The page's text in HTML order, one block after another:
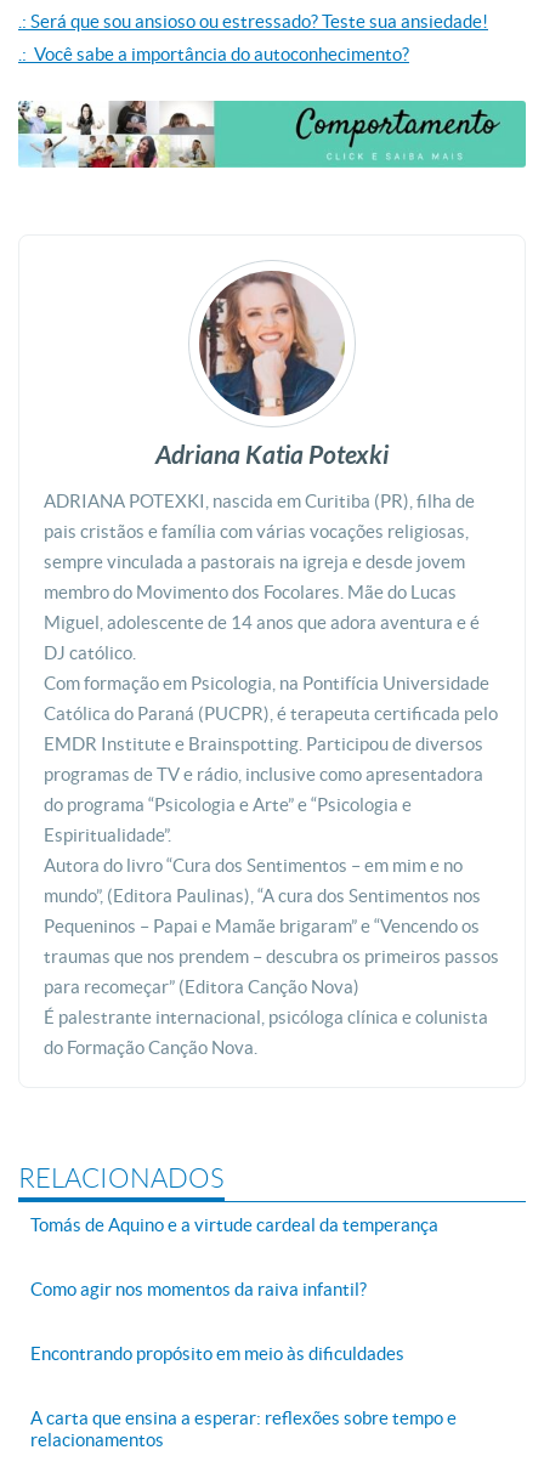
.: Será que sou ansioso ou estressado? Teste sua ansiedade!
.: Você sabe a importância do autoconhecimento?
Adriana Katia Potexki
ADRIANA POTEXKI, nascida em Curitiba (PR), filha de
pais cristãos e família com várias vocações religiosas,
sempre vinculada a pastorais na igreja e desde jovem
membro do Movimento dos Focolares. Mãe do Lucas
Miguel, adolescente de 14 anos que adora aventura e é
DJ católico.
Com formação em Psicologia, na Pontifícia Universidade
Católica do Paraná (PUCPR), é terapeuta certificada pelo
EMDR Institute e Brainspotting. Participou de diversos
programas de TV e rádio, inclusive como apresentadora
do programa “Psicologia e Arte” e “Psicologia e
Espiritualidade”.
Autora do livro “Cura dos Sentimentos – em mim e no
mundo”, (Editora Paulinas), “A cura dos Sentimentos nos
Pequeninos – Papai e Mamãe brigaram” e “Vencendo os
traumas que nos prendem – descubra os primeiros passos
para recomeçar” (Editora Canção Nova)
É palestrante internacional, psicóloga clínica e colunista
do Formação Canção Nova.
RELACIONADOS
Tomás de Aquino e a virtude cardeal da temperança
Como agir nos momentos da raiva infantil?
Encontrando propósito em meio às dificuldades
A carta que ensina a esperar: reflexões sobre tempo e
relacionamentos